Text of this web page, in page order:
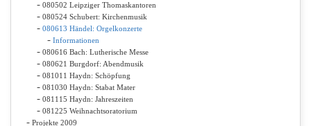
080502 Leipziger Thomaskantoren
080524 Schubert: Kirchenmusik
080613 Händel: Orgelkonzerte
Informationen
080616 Bach: Lutherische Messe
080621 Burgdorf: Abendmusik
081011 Haydn: Schöpfung
081030 Haydn: Stabat Mater
081115 Haydn: Jahreszeiten
081225 Weihnachtsoratorium
Projekte 2009